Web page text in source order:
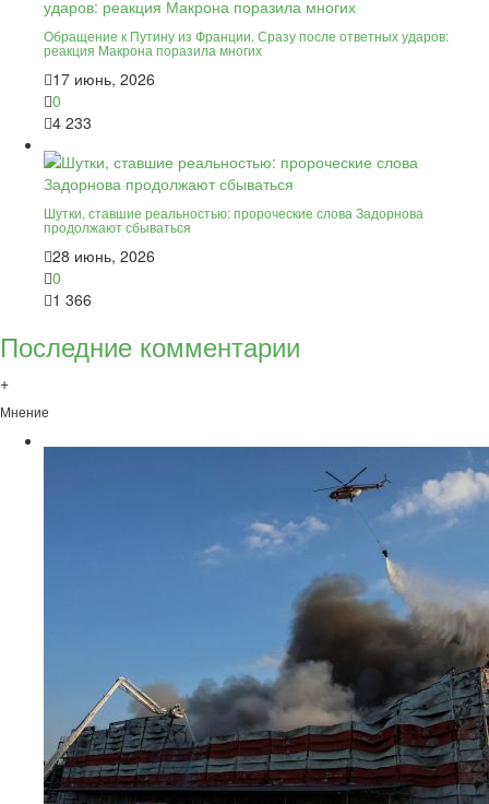
Обращение к Путину из Франции. Сразу после ответных ударов:
реакция Макрона поразила многих
17 июнь, 2026
0
4 233
Шутки, ставшие реальностью: пророческие слова Задорнова
продолжают сбываться
28 июнь, 2026
0
1 366
Последние комментарии
+
Мнение